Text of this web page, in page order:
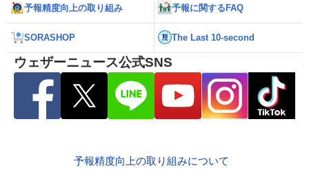
予報精度向上の取り組み 予報に関するFAQ
SORASHOP The Last 10-second
ウェザーニュース公式SNS
予報精度向上の取り組みについて